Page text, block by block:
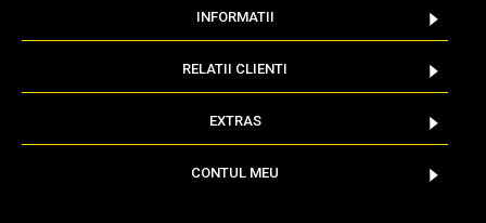
INFORMATII
RELATII CLIENTI
EXTRAS
CONTUL MEU